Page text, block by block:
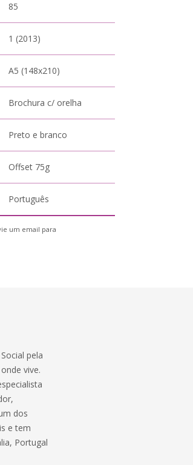
85
1 (2013)
A5 (148x210)
Brochura c/ orelha
Preto e branco
Offset 75g
Português
um email para
pela
vive.
dos
e tem
Portugal